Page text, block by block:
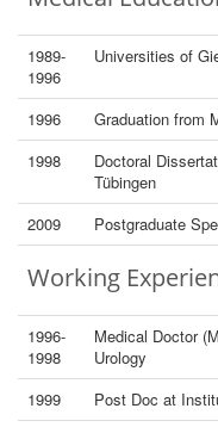
1989-
1996
Universities of
1996
Graduation from
1998
Doctoral
Tübingen
2009
Postgraduate
Working
1996-
1998
Medical Doctor
Urology
1999
Post Doc at